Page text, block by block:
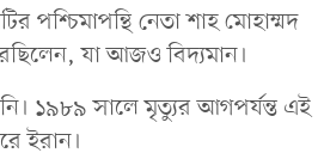
পশ্চিমাপন্থি নেতা শাহ মোহাম্মদ
যা আজও বিদ্যমান।
১৯৮৯ সালে মৃত্যুর আগপর্যন্ত এই
ইরান।